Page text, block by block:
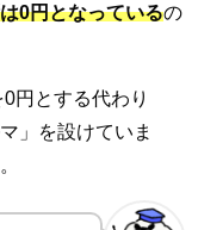
0円となっているの
円とする代わり
」を設けていま